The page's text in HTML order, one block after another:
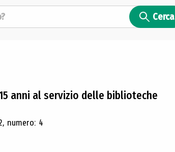
Cerca
anni al servizio delle biblioteche
numero: 4